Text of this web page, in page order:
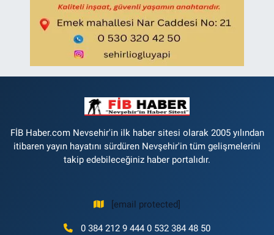
FİB Haber.com Nevsehir'in ilk haber sitesi olarak 2005 yılından
itibaren yayın hayatını sürdüren Nevşehir'in tüm gelişmelerini
takip edebileceğiniz haber portalıdır.
[email protected]
0 384 212 9 444 0 532 384 48 50